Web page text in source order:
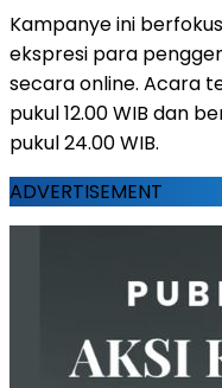
Kampanye ini
ekspresi para
secara online. Acara
pukul 12.00 WIB dan
pukul 24.00 WIB.
ADVERTISEMENT